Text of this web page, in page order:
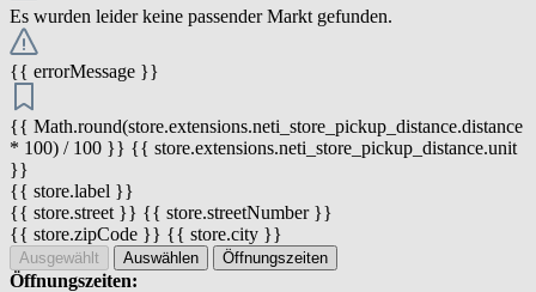
Es wurden leider keine passender Markt gefunden.
{{ errorMessage }}
{{ Math.round(store.extensions.neti_store_pickup_distance.distance
* 100) / 100 }} {{ store.extensions.neti_store_pickup_distance.unit
}}
{{ store.label }}
{{ store.street }} {{ store.streetNumber }}
{{ store.zipCode }} {{ store.city }}
Ausgewählt Auswählen Öffnungszeiten
Öffnungszeiten: